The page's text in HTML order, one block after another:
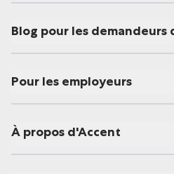
Blog pour les demandeurs
Pour les employeurs
À propos d'Accent